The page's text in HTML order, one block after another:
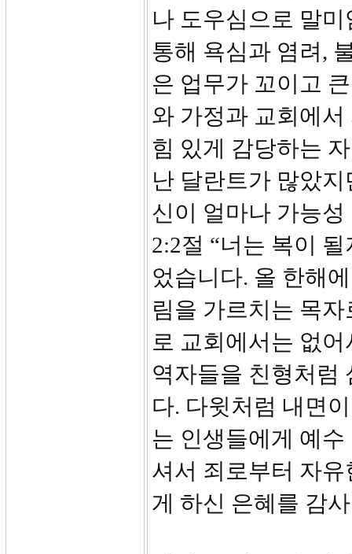
나 도우심으로 말
통해 욕심과 염려,
은 업무가 꼬이고
와 가정과 교회에
힘 있게 감당하는
난 달란트가 많았
신이 얼마나 가능
2:2절 “너는 복이
었습니다. 올 한해
림을 가르치는 목
로 교회에서는 없
역자들을 친형처럼
다. 다윗처럼 내면
는 인생들에게 예
셔서 죄로부터 자
게 하신 은혜를 감